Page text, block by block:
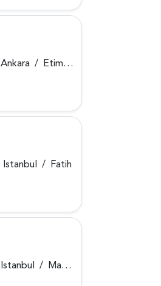
Ankara / Etimesgut
Istanbul / Fatih
Istanbul / Maltepe